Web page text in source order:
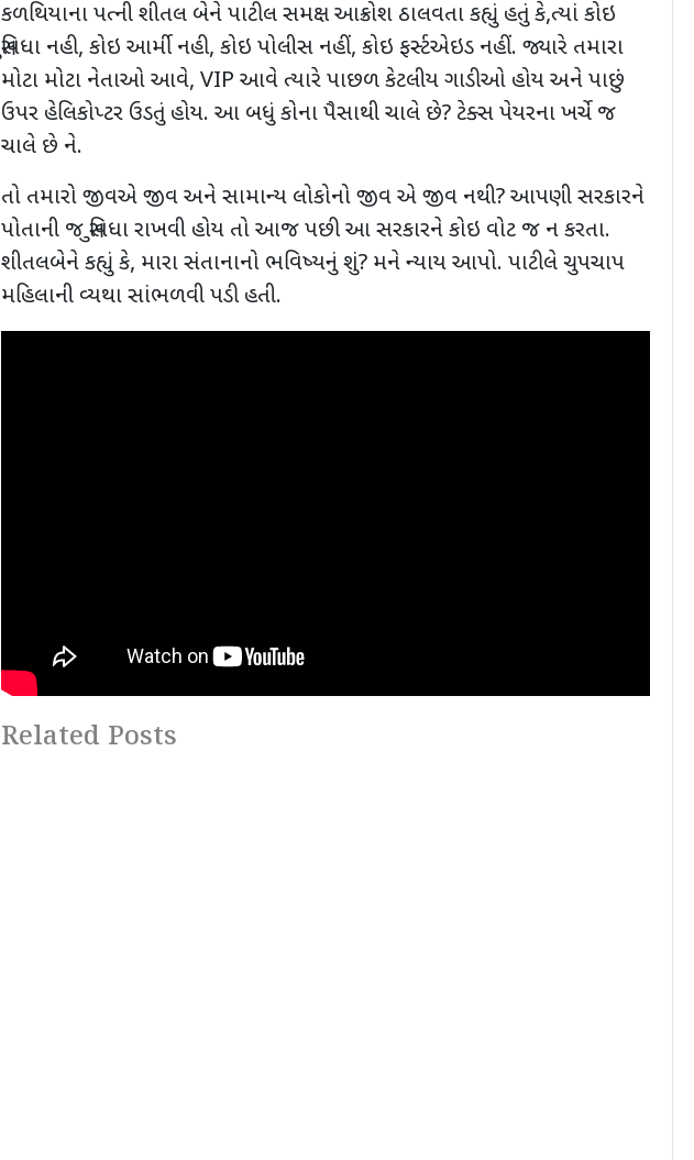
કળથિયાના પત્ની શીતલ બેને પાટીલ સમક્ષ આક્રોશ ઠાલવતા કહ્યું હતું કે,ત્યાં કોઇ
સુવિધા નહી, કોઇ આર્મી નહી, કોઇ પોલીસ નહીં, કોઇ ફર્સ્ટએઇડ નહીં. જ્યારે તમારા
મોટા મોટા નેતાઓ આવે, VIP આવે ત્યારે પાછળ કેટલીય ગાડીઓ હોય અને પાછું
ઉપર હેલિકોપ્ટર ઉડતું હોય. આ બધું કોના પૈસાથી ચાલે છે? ટેક્સ પેયરના ખર્ચે જ
ચાલે છે ને.
તો તમારો જીવએ જીવ અને સામાન્ય લોકોનો જીવ એ જીવ નથી?આપણી સરકારને
પોતાની જ સુવિધા રાખવી હોય તો આજ પછી આ સરકારને કોઇ વોટ જ ન કરતા.
શીતલબેને કહ્યું કે, મારા સંતાનાનો ભવિષ્યનું શું? મને ન્યાય આપો. પાટીલે ચુપચાપ
મહિલાની વ્યથા સાંભળવી પડી હતી.
Related Posts